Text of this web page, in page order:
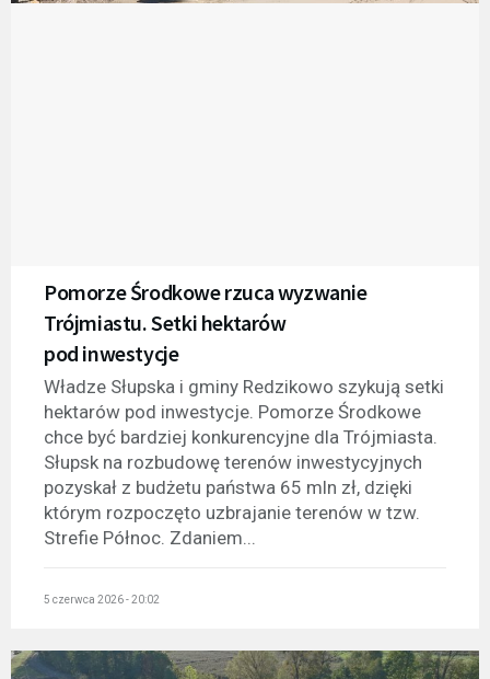
Pomorze Środkowe rzuca wyzwanie
Trójmiastu. Setki hektarów
pod inwestycje
Władze Słupska i gminy Redzikowo szykują setki
hektarów pod inwestycje. Pomorze Środkowe
chce być bardziej konkurencyjne dla Trójmiasta.
Słupsk na rozbudowę terenów inwestycyjnych
pozyskał z budżetu państwa 65 mln zł, dzięki
którym rozpoczęto uzbrajanie terenów w tzw.
Strefie Północ. Zdaniem...
5 czerwca 2026 - 20:02